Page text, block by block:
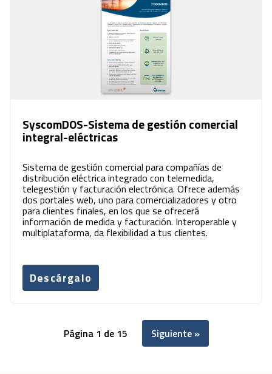
SyscomDOS-Sistema de gestión comercial
integral-eléctricas
Sistema de gestión comercial para compañías de
distribución eléctrica integrado con telemedida,
telegestión y facturación electrónica. Ofrece además
dos portales web, uno para comercializadores y otro
para clientes finales, en los que se ofrecerá
información de medida y facturación. Interoperable y
multiplataforma, da flexibilidad a tus clientes.
Descárgalo
Página 1 de 15 Siguiente »